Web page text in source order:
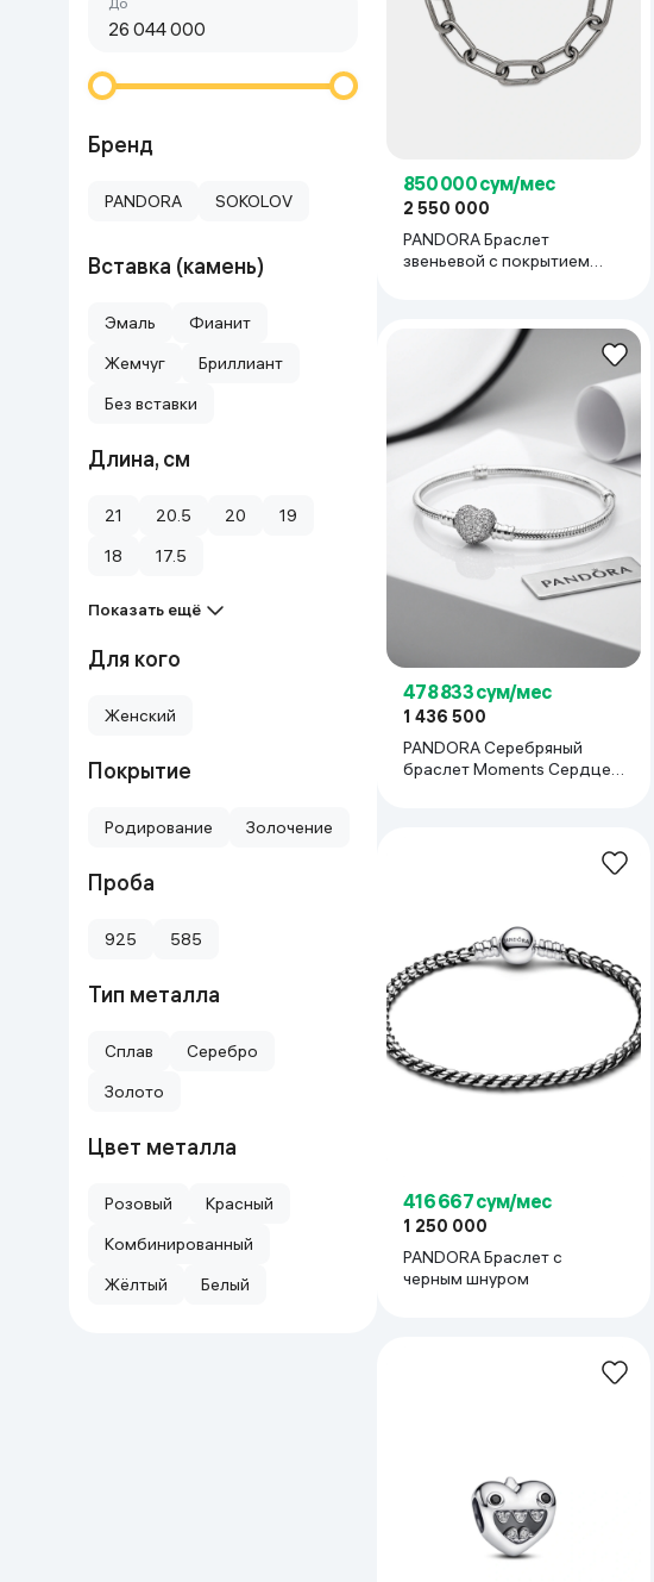
Спортивные товары
Автотовары
Детские товары
Товары для дома
Дом и сад
Очки виртуальной реальности
Умные очки
Бренд
PANDORA SOKOLOV
Вставка (камень)
Эмаль
Фианит
Жемчуг
Бриллиант
Без вставки
Длина, см
21 20.5 20
19
18
17.5
Показать ещё
Для кого
Женский
Покрытие
Родирование Золочение
Проба
925 585
Тип металла
Сплав
Серебро
Золото
Цвет металла
Розовый
Красный
Комбинированный
Жёлтый
Белый
850 000 сум/мес
2 550 000
PANDORA Браслет
звеньевой с покрытием
478 833 сум/мес
1 436 500
PANDORA Серебряный
браслет Moments Сердце с
416 667 сум/мес
1 250 000
PANDORA Браслет с
черным шнуром